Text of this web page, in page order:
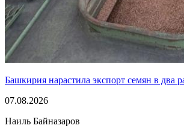
Башкирия нарастила экспорт семян в два
07.08.2026
Наиль Байназаров